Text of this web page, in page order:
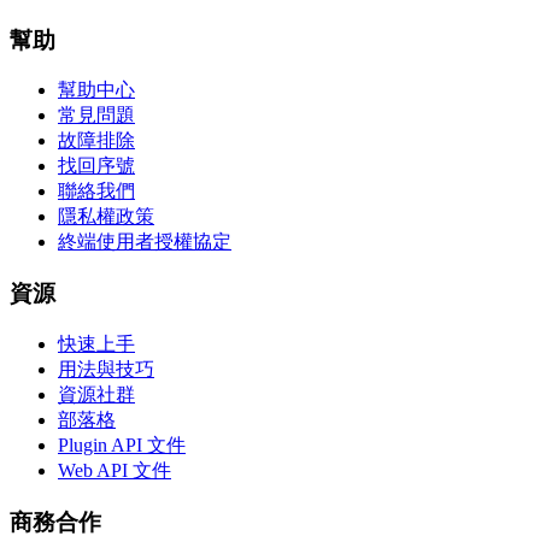
幫助
幫助中心
常見問題
故障排除
找回序號
聯絡我們
隱私權政策
終端使用者授權協定
資源
快速上手
用法與技巧
資源社群
部落格
Plugin API 文件
Web API 文件
商務合作